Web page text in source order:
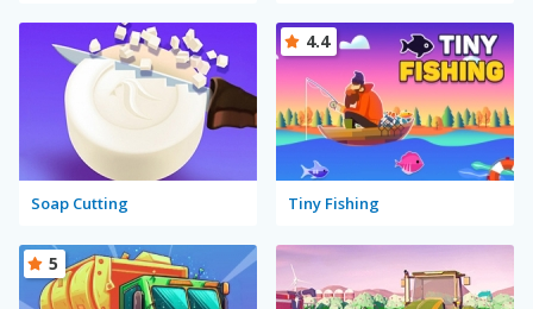
Soap Cutting Tiny Fishing
4.4
5